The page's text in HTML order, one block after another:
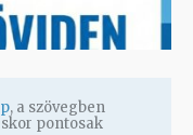
, a szövegben
pontosak